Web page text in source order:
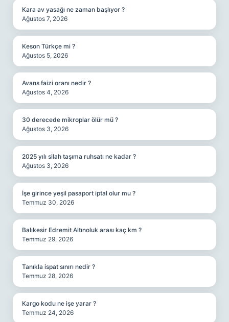
Kara av yasağı ne zaman başlıyor ?
Ağustos 7, 2026
Keson Türkçe mi ?
Ağustos 5, 2026
Avans faizi oranı nedir ?
Ağustos 4, 2026
30 derecede mikroplar ölür mü ?
Ağustos 3, 2026
2025 yılı silah taşıma ruhsatı ne kadar ?
Ağustos 3, 2026
İşe girince yeşil pasaport iptal olur mu ?
Temmuz 30, 2026
Balıkesir Edremit Altınoluk arası kaç km ?
Temmuz 29, 2026
Tanıkla ispat sınırı nedir ?
Temmuz 28, 2026
Kargo kodu ne işe yarar ?
Temmuz 24, 2026